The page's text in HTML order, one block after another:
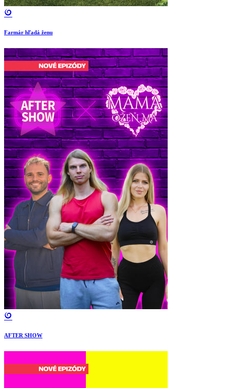
Farmár hľadá ženu
AFTER SHOW